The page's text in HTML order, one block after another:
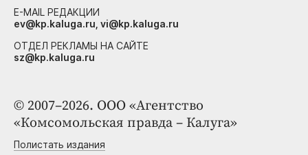
© 2007–2026. ООО «Агентство
«Комсомольская правда – Калуга»
Полистать издания
E-MAIL РЕДАКЦИИ
ev@kp.kaluga.ru, vi@kp.kaluga.ru
ОТДЕЛ РЕКЛАМЫ НА САЙТЕ
sz@kp.kaluga.ru